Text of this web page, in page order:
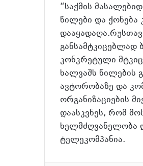
“საქმის
წილები და ქონება
განსამტკიცებლად
კონკრეტული
ხალვაშს წილების
ავტორობაზე და
ორგანიზაციების
დაასკვნეს, რომ
ხელმძღვანელობა
ტელეკომპანია.